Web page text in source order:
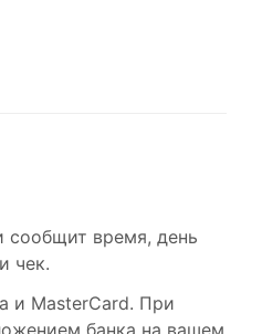
сообщит время, день
чек.
и MasterCard. При
банка на вашем